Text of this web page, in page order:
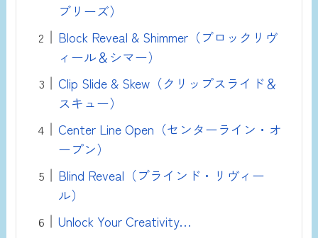
ブリーズ）
Block Reveal & Shimmer（ブロックリヴ
ィール＆シマー）
Clip Slide & Skew（クリップスライド＆
スキュー）
Center Line Open（センターライン・オ
ープン）
Blind Reveal（ブラインド・リヴィー
ル）
Unlock Your Creativity…